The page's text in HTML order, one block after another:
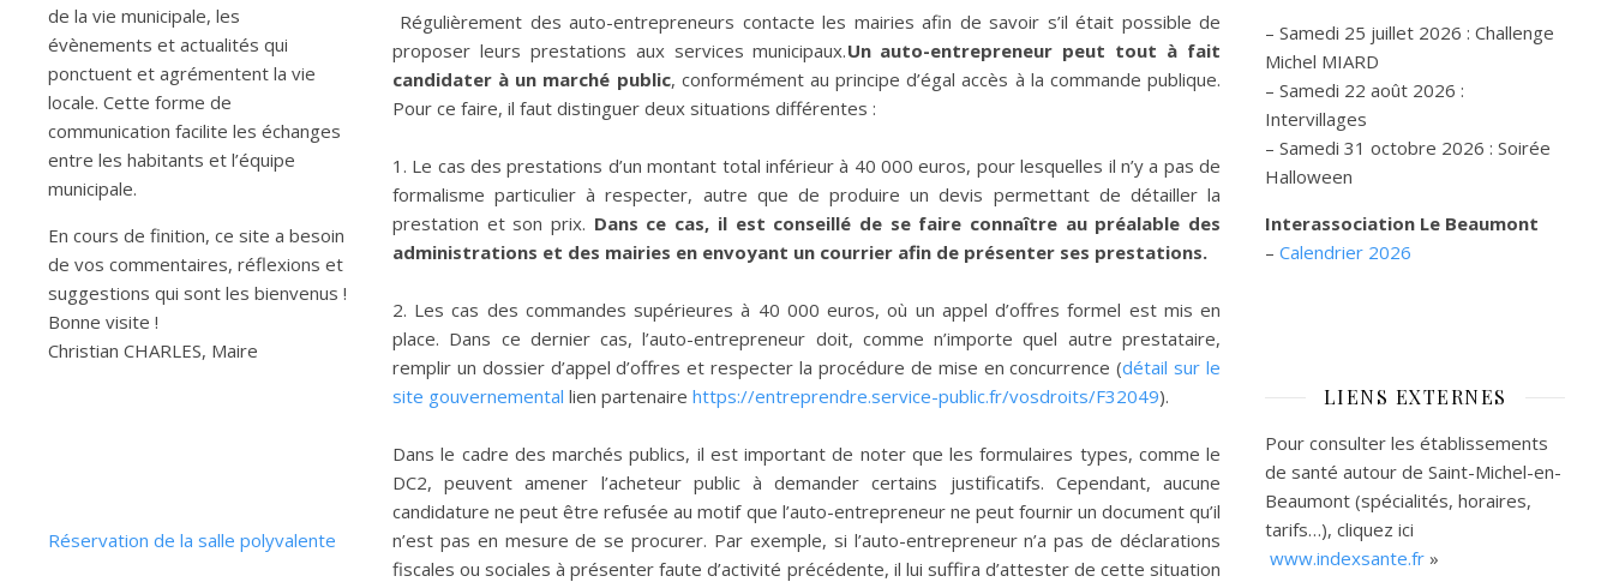
de la vie municipale, les
évènements et actualités qui
ponctuent et agrémentent la vie
locale. Cette forme de
communication facilite les échanges
entre les habitants et l’équipe
municipale.
En cours de finition, ce site a besoin
de vos commentaires, réflexions et
suggestions qui sont les bienvenus !
Bonne visite !
Christian CHARLES, Maire
Réservation de la salle polyvalente
Régulièrement des auto-entrepreneurs contacte les mairies afin de savoir s’il était possible de
proposer leurs prestations aux services municipaux.Un auto-entrepreneur peut tout à fait
candidater à un marché public, conformément au principe d’égal accès à la commande publique.
Pour ce faire, il faut distinguer deux situations différentes :
1. Le cas des prestations d’un montant total inférieur à 40 000 euros, pour lesquelles il n’y a pas de
formalisme particulier à respecter, autre que de produire un devis permettant de détailler la
prestation et son prix. Dans ce cas, il est conseillé de se faire connaître au préalable des
administrations et des mairies en envoyant un courrier afin de présenter ses prestations.
2. Les cas des commandes supérieures à 40 000 euros, où un appel d’offres formel est mis en
place. Dans ce dernier cas, l’auto-entrepreneur doit, comme n’importe quel autre prestataire,
remplir un dossier d’appel d’offres et respecter la procédure de mise en concurrence (détail sur le
site gouvernemental lien partenaire https://entreprendre.service-public.fr/vosdroits/F32049).
Dans le cadre des marchés publics, il est important de noter que les formulaires types, comme le
DC2, peuvent amener l’acheteur public à demander certains justificatifs. Cependant, aucune
candidature ne peut être refusée au motif que l’auto-entrepreneur ne peut fournir un document qu’il
n’est pas en mesure de se procurer. Par exemple, si l’auto-entrepreneur n’a pas de déclarations
fiscales ou sociales à présenter faute d’activité précédente, il lui suffira d’attester de cette situation
– Samedi 25 juillet 2026 : Challenge
Michel MIARD
– Samedi 22 août 2026 :
Intervillages
– Samedi 31 octobre 2026 : Soirée
Halloween
Interassociation Le Beaumont
– Calendrier 2026
LIENS EXTERNES
Pour consulter les établissements
de santé autour de Saint-Michel-en-
Beaumont (spécialités, horaires,
tarifs…), cliquez ici
www.indexsante.fr »